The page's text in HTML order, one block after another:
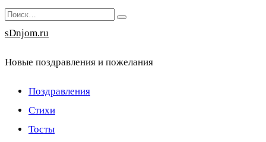
Перейти
к
Search
for:
sDnjom.ru
Новые поздравления и пожелания
Поздравления
Стихи
Тосты